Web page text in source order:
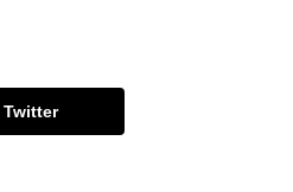
Twitter